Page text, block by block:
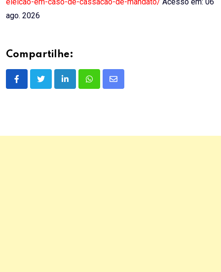
ago. 2026
Compartilhe:
LinkedInWhatsappShare